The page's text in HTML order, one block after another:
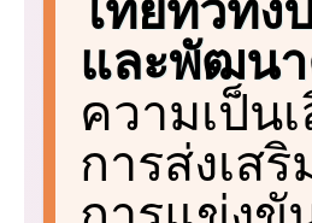
และพัฒนา
ความเป็น
การส่งเส